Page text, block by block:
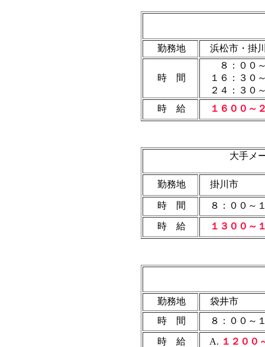
勤務地 浜松市・掛
時 間
８：００
１６：３
２４：３
時 給
１６００～
大手メ
勤務地 掛川市
時 間 ８：００～
時 給 １３００～
勤務地
袋井市
時 間
８：００～
時 給 A. １２００